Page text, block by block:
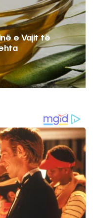
e Vajit të